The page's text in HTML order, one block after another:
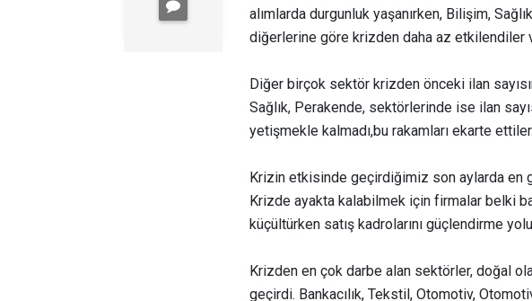
alımlarda durgunluk yaşanırken, Bilişim,
diğerlerine göre krizden daha az etkilendiler
Diğer birçok sektör krizden önceki ilan
Sağlık, Perakende, sektörlerinde ise ilan
yetişmekle kalmadı,bu rakamları ekarte ettiler.
Krizin etkisinde geçirdiğimiz son aylarda en
Krizde ayakta kalabilmek için firmalar belki
küçültürken satış kadrolarını güçlendirme
Krizden en çok darbe alan sektörler, doğal
geçirdi. Bankacılık, Tekstil, Otomotiv,